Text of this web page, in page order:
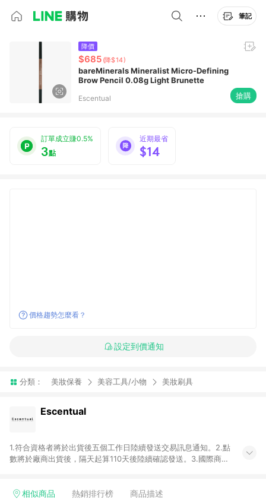
筆記
降價
$685 (降$14)
bareMinerals Mineralist Micro-Defining
Brow Pencil 0.08g Light Brunette
Escentual 搶購
訂單成立賺0.5%
3點
近期最省
$14
價格趨勢怎麼看？
設定到價通知
分類： 美妝保養 美容工具/小物 美妝刷具
Escentual
1.符合資格者將於出貨後五個工作日陸續發送交易訊息通知。2.點
數將於廠商出貨後，隔天起算110天後陸續確認發送。3.國際商家
用未授權優惠碼不符合贈點資格。6. 點數發送依據及返點上限將
相似商品 熱銷排行榜 商品描述